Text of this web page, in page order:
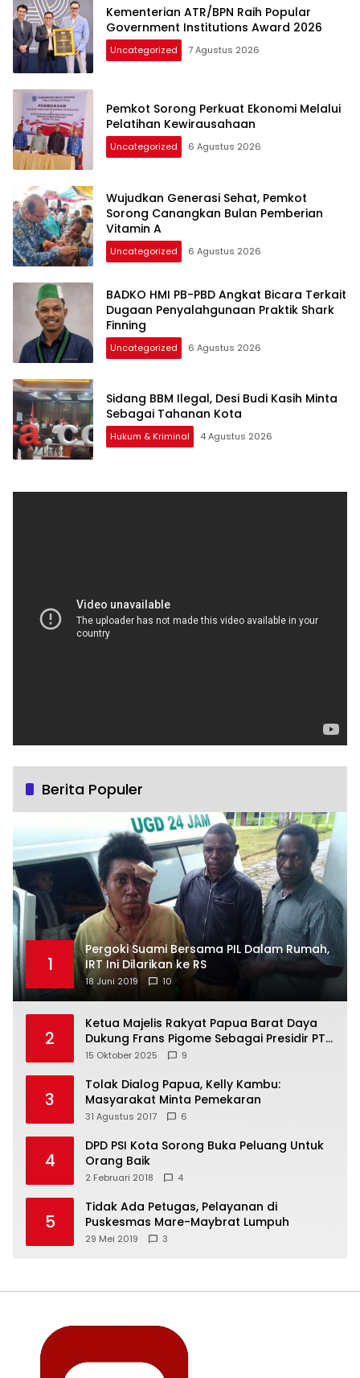
Kementerian ATR/BPN Raih Popular
Government Institutions Award 2026
Uncategorized 7 Agustus 2026
Pemkot Sorong Perkuat Ekonomi Melalui
Pelatihan Kewirausahaan
Uncategorized 6 Agustus 2026
Wujudkan Generasi Sehat, Pemkot
Sorong Canangkan Bulan Pemberian
Vitamin A
Uncategorized 6 Agustus 2026
BADKO HMI PB-PBD Angkat Bicara Terkait
Dugaan Penyalahgunaan Praktik Shark
Finning
Uncategorized 6 Agustus 2026
Sidang BBM Ilegal, Desi Budi Kasih Minta
Sebagai Tahanan Kota
Hukum & Kriminal 4 Agustus 2026
Berita Populer
1
Pergoki Suami Bersama PIL Dalam Rumah,
IRT Ini Dilarikan ke RS
18 Juni 2019 10
2
Ketua Majelis Rakyat Papua Barat Daya
Dukung Frans Pigome Sebagai Presidir PT
Freeport Indonesia
15 Oktober 2025 9
3
Tolak Dialog Papua, Kelly Kambu:
Masyarakat Minta Pemekaran
31 Agustus 2017 6
4
DPD PSI Kota Sorong Buka Peluang Untuk
Orang Baik
2 Februari 2018 4
5
Tidak Ada Petugas, Pelayanan di
Puskesmas Mare-Maybrat Lumpuh
29 Mei 2019 3